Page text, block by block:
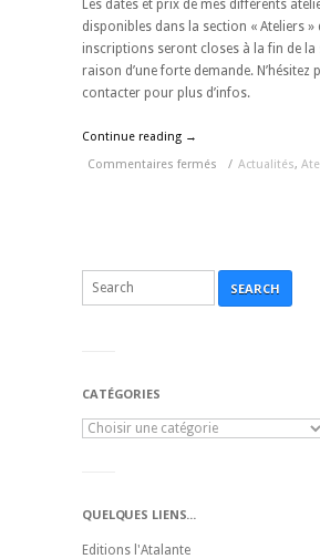
Les dates et prix de mes différents
disponibles dans la section « Ateliers »
inscriptions seront closes à la fin de la
raison d’une forte demande. N’hésitez
contacter pour plus d’infos.
Continue reading →
Commentaires fermés
/ Actualités,
SEARCH
CATÉGORIES
QUELQUES LIENS...
Editions l'Atalante